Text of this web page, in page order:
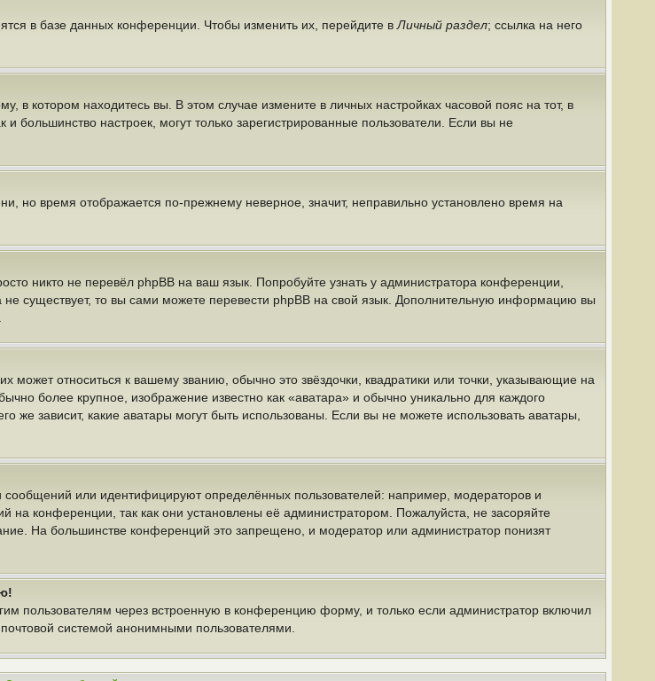
в базе данных конференции. Чтобы изменить их, перейдите в Личный раздел; ссылка на него
в котором находитесь вы. В этом случае измените в личных настройках часовой пояс на тот, в
большинство настроек, могут только зарегистрированные пользователи. Если вы не
но время отображается по-прежнему неверное, значит, неправильно установлено время на
никто не перевёл phpBB на ваш язык. Попробуйте узнать у администратора конференции,
не существует, то вы сами можете перевести phpBB на свой язык. Дополнительную информацию вы
может относиться к вашему званию, обычно это звёздочки, квадратики или точки, указывающие на
более крупное, изображение известно как «аватара» и обычно уникально для каждого
же зависит, какие аватары могут быть использованы. Если вы не можете использовать аватары,
или идентифицируют определённых пользователей: например, модераторов и
конференции, так как они установлены её администратором. Пожалуйста, не засоряйте
На большинстве конференций это запрещено, и модератор или администратор понизят
пользователям через встроенную в конференцию форму, и только если администратор включил
системой анонимными пользователями.